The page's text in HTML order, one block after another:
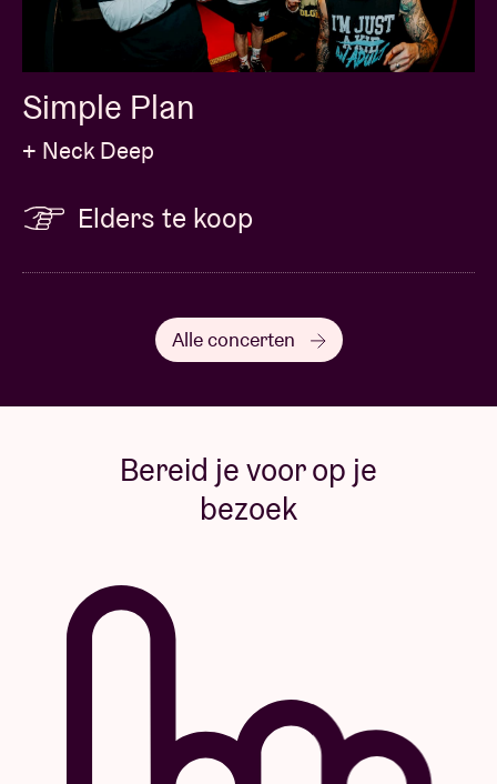
Simple Plan
+ Neck Deep
Elders te koop
Alle concerten
Bereid je voor op je
bezoek